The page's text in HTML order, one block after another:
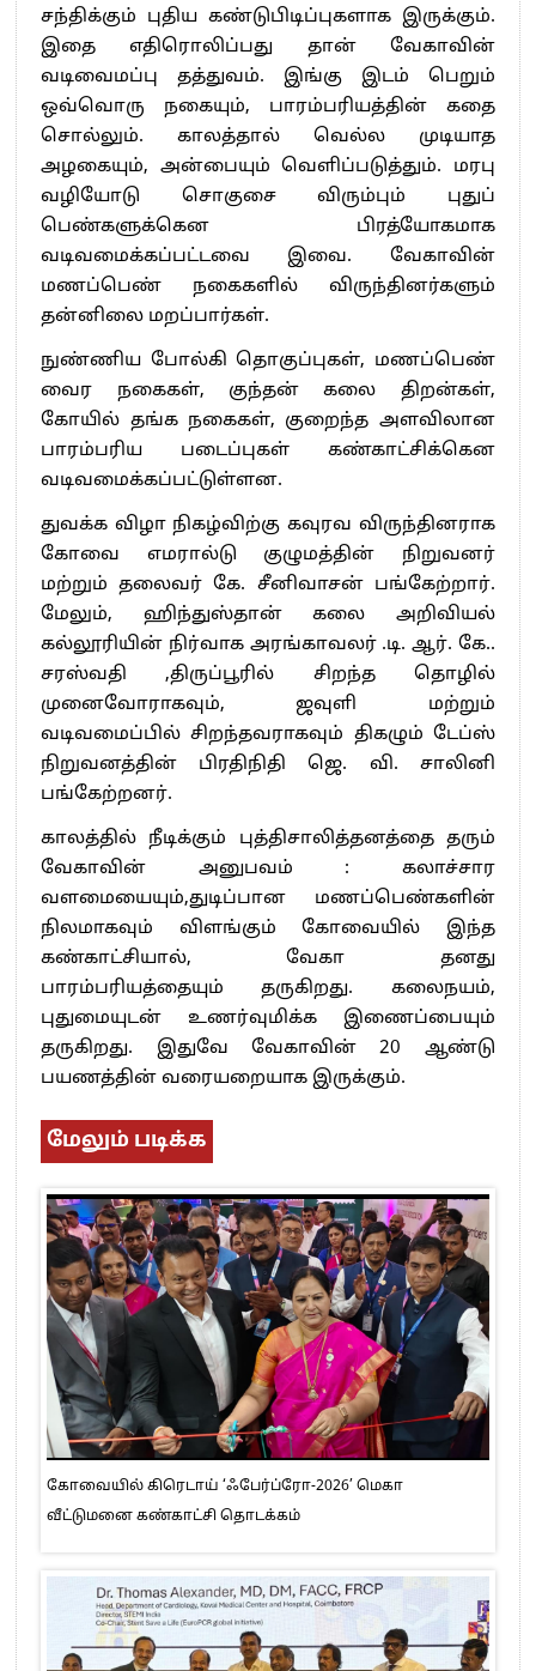
சந்திக்கும் புதிய கண்டுபிடிப்புகளாக இருக்கும்.
இதை எதிரொலிப்பது தான் வேகாவின்
வடிவைமப்பு தத்துவம். இங்கு இடம் பெறும்
ஒவ்வொரு நகையும், பாரம்பரியத்தின் கதை
சொல்லும். காலத்தால் வெல்ல முடியாத
அழகையும், அன்பையும் வெளிப்படுத்தும். மரபு
வழியோடு சொகுசை விரும்பும் புதுப்
பெண்களுக்கென பிரத்யோகமாக
வடிவமைக்கப்பட்டவை இவை. வேகாவின்
மணப்பெண் நகைகளில் விருந்தினர்களும்
தன்னிலை மறப்பார்கள்.
நுண்ணிய போல்கி தொகுப்புகள், மணப்பெண்
வைர நகைகள், குந்தன் கலை திறன்கள்,
கோயில் தங்க நகைகள், குறைந்த அளவிலான
பாரம்பரிய படைப்புகள் கண்காட்சிக்கென
வடிவமைக்கப்பட்டுள்ளன.
துவக்க விழா நிகழ்விற்கு கவுரவ விருந்தினராக
கோவை எமரால்டு குழுமத்தின் நிறுவனர்
மற்றும் தலைவர் கே. சீனிவாசன் பங்கேற்றார்.
மேலும், ஹிந்துஸ்தான் கலை அறிவியல்
கல்லூரியின் நிர்வாக அரங்காவலர் .டி. ஆர். கே..
சரஸ்வதி ,திருப்பூரில் சிறந்த தொழில்
முனைவோராகவும், ஜவுளி மற்றும்
வடிவமைப்பில் சிறந்தவராகவும் திகழும் டேப்ஸ்
நிறுவனத்தின் பிரதிநிதி ஜெ. வி. சாலினி
பங்கேற்றனர்.
காலத்தில் நீடிக்கும் புத்திசாலித்தனத்தை தரும்
வேகாவின் அனுபவம் : கலாச்சார
வளமையையும்,துடிப்பான மணப்பெண்களின்
நிலமாகவும் விளங்கும் கோவையில் இந்த
கண்காட்சியால், வேகா தனது
பாரம்பரியத்தையும் தருகிறது. கலைநயம்,
புதுமையுடன் உணர்வுமிக்க இணைப்பையும்
தருகிறது. இதுவே வேகாவின் 20 ஆண்டு
பயணத்தின் வரையறையாக இருக்கும்.
மேலும் படிக்க
கோவையில் கிரெடாய் ‘ஃபேர்ப்ரோ-2026’ மெகா
வீட்டுமனை கண்காட்சி தொடக்கம்